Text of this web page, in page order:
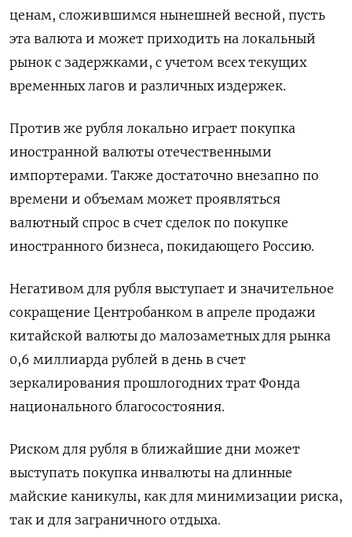
ценам, сложившимся нынешней весной, пусть
эта валюта и может приходить на локальный
рынок с задержками, с учетом всех текущих
временных лагов и различных издержек.
Против же рубля локально играет покупка
иностранной валюты отечественными
импортерами. Также достаточно внезапно по
времени и объемам может проявляться
валютный спрос в счет сделок по покупке
иностранного бизнеса, покидающего Россию.
Негативом для рубля выступает и значительное
сокращение Центробанком в апреле продажи
китайской валюты до малозаметных для рынка
0,6 миллиарда рублей в день в счет
зеркалирования прошлогодних трат Фонда
национального благосостояния.
Риском для рубля в ближайшие дни может
выступать покупка инвалюты на длинные
майские каникулы, как для минимизации риска,
так и для заграничного отдыха.